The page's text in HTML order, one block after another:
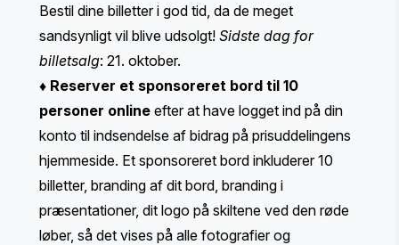
Bestil dine billetter i god tid, da de meget
sandsynligt vil blive udsolgt! Sidste dag for
billetsalg: 21. oktober.
♦ Reserver et sponsoreret bord til 10
personer online efter at have logget ind på din
konto til indsendelse af bidrag på prisuddelingens
hjemmeside. Et sponsoreret bord inkluderer 10
billetter, branding af dit bord, branding i
præsentationer, dit logo på skiltene ved den røde
løber, så det vises på alle fotografier og